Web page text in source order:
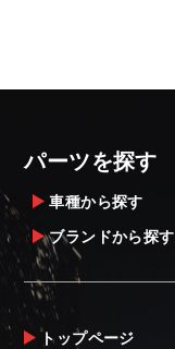
パーツを探す
車種から探す
ブランドから探す
トップページ